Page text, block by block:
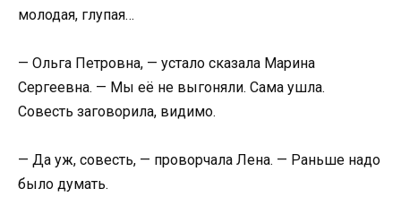
молодая, глупая…
— Ольга Петровна, — устало сказала Марина
Сергеевна. — Мы её не выгоняли. Сама ушла.
Совесть заговорила, видимо.
— Да уж, совесть, — проворчала Лена. — Раньше надо
было думать.